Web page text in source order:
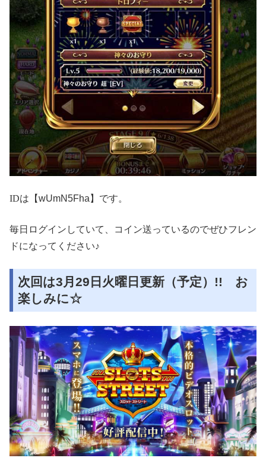
IDは【wUmN5Fha】です。
毎日ログインしていて、コイン送っているのでぜひフレン
ドになってください♪
次回は3月29日火曜日更新（予定）!! お
楽しみに☆